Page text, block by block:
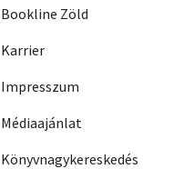
Bookline Zöld
Karrier
Impresszum
Médiaajánlat
Könyvnagykereskedés